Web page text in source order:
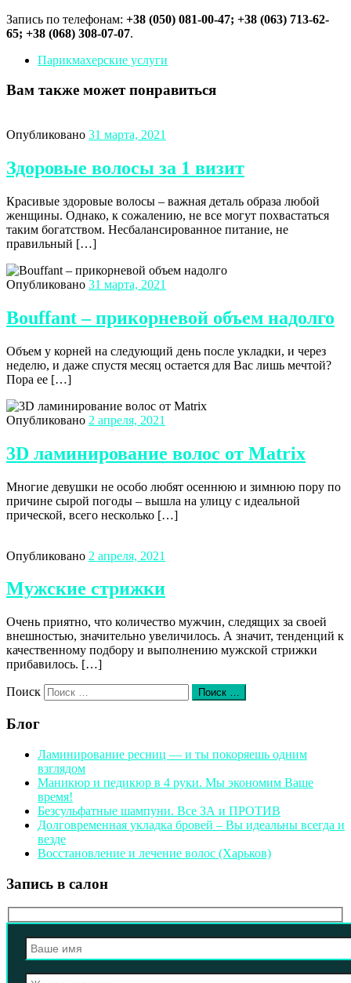
Запись по телефонам: +38 (050) 081-00-47; +38 (063) 713-62-
65; +38 (068) 308-07-07.
Парикмахерские услуги
Вам также может понравиться
Опубликовано 31 марта, 2021
Здоровые волосы за 1 визит
Красивые здоровые волосы – важная деталь образа любой
женщины. Однако, к сожалению, не все могут похвастаться
таким богатством. Несбалансированное питание, не
правильный […]
Опубликовано 31 марта, 2021
Bouffant – прикорневой объем надолго
Объем у корней на следующий день после укладки, и через
неделю, и даже спустя месяц остается для Вас лишь мечтой?
Пора ее […]
Опубликовано 2 апреля, 2021
3D ламинирование волос от Matrix
Многие девушки не особо любят осеннюю и зимнюю пору по
причине сырой погоды – вышла на улицу с идеальной
прической, всего несколько […]
Опубликовано 2 апреля, 2021
Мужские стрижки
Очень приятно, что количество мужчин, следящих за своей
внешностью, значительно увеличилось. А значит, тенденций к
качественному подбору и выполнению мужской стрижки
прибавилось. […]
Поиск Поиск …
Блог
Ламинирование ресниц — и ты покоряешь одним
взглядом
Маникюр и педикюр в 4 руки. Мы экономим Ваше
время!
Безсульфатные шампуни. Все ЗА и ПРОТИВ
Долговременная укладка бровей – Вы идеальны всегда и
везде
Восстановление и лечение волос (Харьков)
Запись в салон